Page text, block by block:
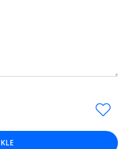
Title için adedi artırın
adedi artırın